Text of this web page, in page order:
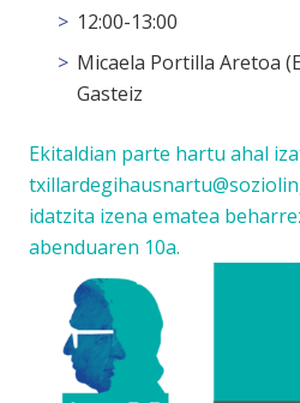
12:00-13:00
Micaela Portilla Aretoa
Gasteiz
Ekitaldian parte hartu ahal
idatzita izena ematea
abenduaren 10a.